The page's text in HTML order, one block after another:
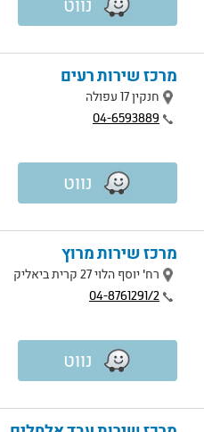
מרכז שירות רעים
מיקום
חנקין 17 עפולה
טלפון
04-6593889
נווט
מרכז שירות מרוץ
מיקום
רח' יוסף הלוי 27 קרית ביאליק
טלפון
04-8761291/2
נווט